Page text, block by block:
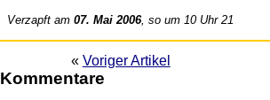
Verzapft am07. Mai 2006, so um 10 Uhr 21
« Voriger Artikel
Kommentare